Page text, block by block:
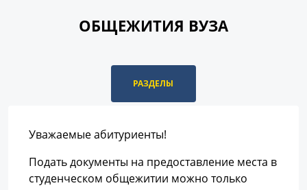
ОБЩЕЖИТИЯ ВУЗА
РАЗДЕЛЫ
Уважаемые абитуриенты!
Подать документы на предоставление места в
студенческом общежитии можно только